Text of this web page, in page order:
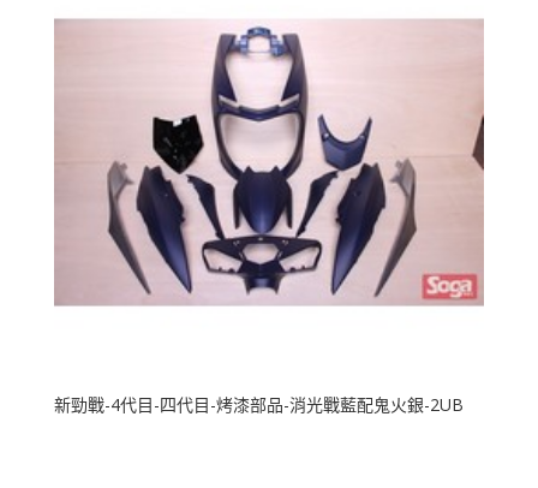
新勁戰-4代目-四代目-烤漆部品-消光戰藍配鬼火銀-2UB